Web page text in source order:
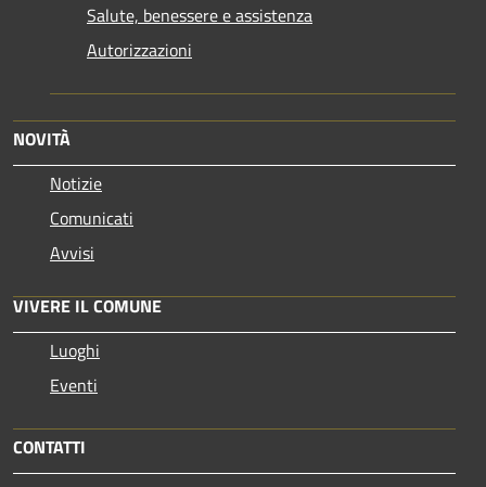
Salute, benessere e assistenza
Autorizzazioni
NOVITÀ
Notizie
Comunicati
Avvisi
VIVERE IL COMUNE
Luoghi
Eventi
CONTATTI